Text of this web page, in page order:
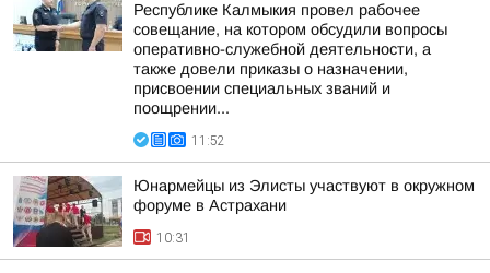
Республике Калмыкия провел рабочее
совещание, на котором обсудили вопросы
оперативно-служебной деятельности, а
также довели приказы о назначении,
присвоении специальных званий и
поощрении...
11:52
Юнармейцы из Элисты участвуют в окружном
форуме в Астрахани
10:31